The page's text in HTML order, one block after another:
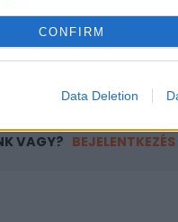
CONFIRM
Data Deletion
VAGY? BEJELENTKEZÉS